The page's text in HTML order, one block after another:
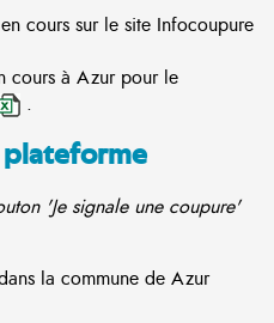
cours sur le site Infocoupure
cours à Azur pour le
.
plateforme
'Je signale une coupure'
la commune de Azur